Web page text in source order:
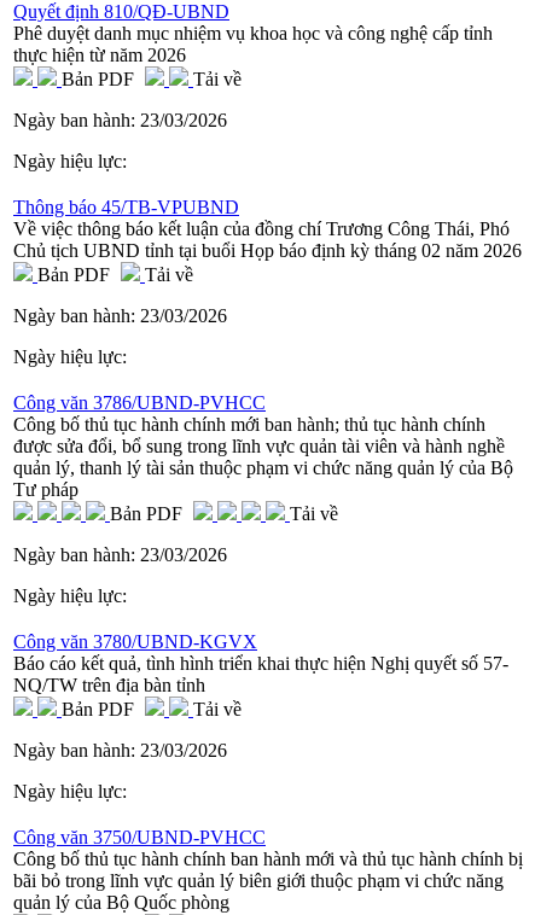
Quyết định 810/QĐ-UBND
Phê duyệt danh mục nhiệm vụ khoa học và công nghệ cấp tỉnh
thực hiện từ năm 2026
Bản PDF
Tải về
Ngày ban hành: 23/03/2026
Ngày hiệu lực:
Thông báo 45/TB-VPUBND
Về việc thông báo kết luận của đồng chí Trương Công Thái, Phó
Chủ tịch UBND tỉnh tại buổi Họp báo định kỳ tháng 02 năm 2026
Bản PDF
Tải về
Ngày ban hành: 23/03/2026
Ngày hiệu lực:
Công văn 3786/UBND-PVHCC
Công bố thủ tục hành chính mới ban hành; thủ tục hành chính
được sửa đổi, bổ sung trong lĩnh vực quản tài viên và hành nghề
quản lý, thanh lý tài sản thuộc phạm vi chức năng quản lý của Bộ
Tư pháp
Bản PDF
Tải về
Ngày ban hành: 23/03/2026
Ngày hiệu lực:
Công văn 3780/UBND-KGVX
Báo cáo kết quả, tình hình triển khai thực hiện Nghị quyết số 57-
NQ/TW trên địa bàn tỉnh
Bản PDF
Tải về
Ngày ban hành: 23/03/2026
Ngày hiệu lực:
Công văn 3750/UBND-PVHCC
Công bố thủ tục hành chính ban hành mới và thủ tục hành chính bị
bãi bỏ trong lĩnh vực quản lý biên giới thuộc phạm vi chức năng
quản lý của Bộ Quốc phòng